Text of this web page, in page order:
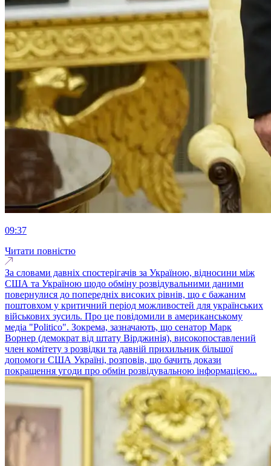
09:37
Читати повністю
За словами давніх спостерігачів за Україною, відносини між
США та Україною щодо обміну розвідувальними даними
повернулися до попередніх високих рівнів, що є бажаним
поштовхом у критичний період можливостей для українських
військових зусиль. Про це повідомили в американському
медіа "Politico". Зокрема, зазначають, що сенатор Марк
Ворнер (демократ від штату Вірджинія), високопоставлений
член комітету з розвідки та давній прихильник більшої
допомоги США Україні, розповів, що бачить докази
покращення угоди про обмін розвідувальною інформацією...